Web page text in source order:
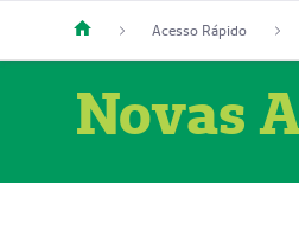
Acesso Rápido
Novas